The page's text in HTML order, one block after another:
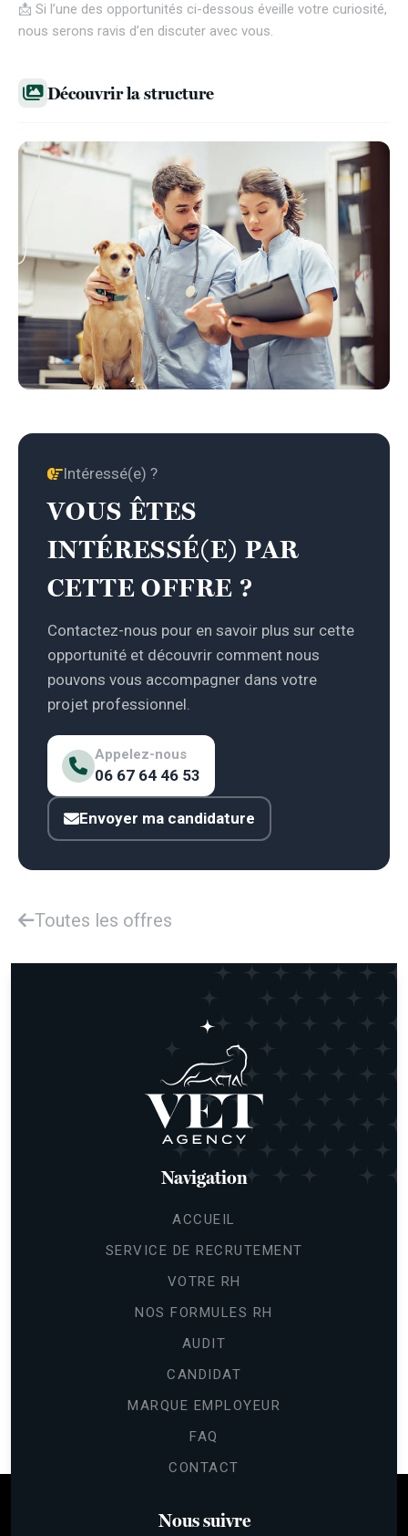
personnaliser le contenu et les annonces,
📩 Si l’une des opportunités ci-dessous éveille votre curiosité,
nous serons ravis d’en discuter avec vous.
Découvrir la structure
Intéressé(e) ?
VOUS ÊTES
INTÉRESSÉ(E) PAR
CETTE OFFRE ?
Contactez-nous pour en savoir plus sur cette
opportunité et découvrir comment nous
pouvons vous accompagner dans votre
projet professionnel.
Appelez-nous
06 67 64 46 53
Envoyer ma candidature
Toutes les offres
Navigation
ACCUEIL
SERVICE DE RECRUTEMENT
VOTRE RH
NOS FORMULES RH
AUDIT
CANDIDAT
MARQUE EMPLOYEUR
FAQ
CONTACT
Nous suivre